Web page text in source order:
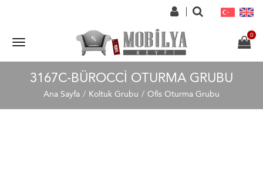
3167C-BÜROCCI OTURMA GRUBU
Ana Sayfa Koltuk Grubu Ofis Oturma Grubu